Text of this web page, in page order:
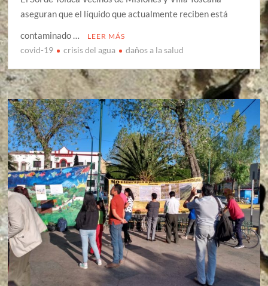
aseguran que el líquido que actualmente reciben está
contaminado …
LEER MÁS
covid-19 crisis del agua daños a la salud